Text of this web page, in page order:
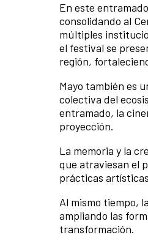
En este
consolidando al
múltiples
el festival se
región,
Mayo también es
colectiva del
entramado, la
proyección.
La memoria y la
que atraviesan el
prácticas
Al mismo tiempo,
ampliando las
transformación.